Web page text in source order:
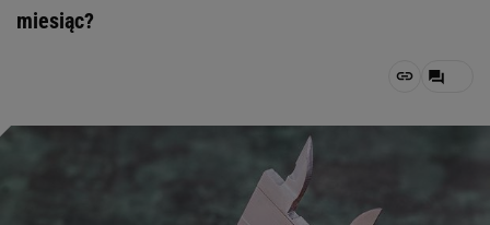
miesiąc?